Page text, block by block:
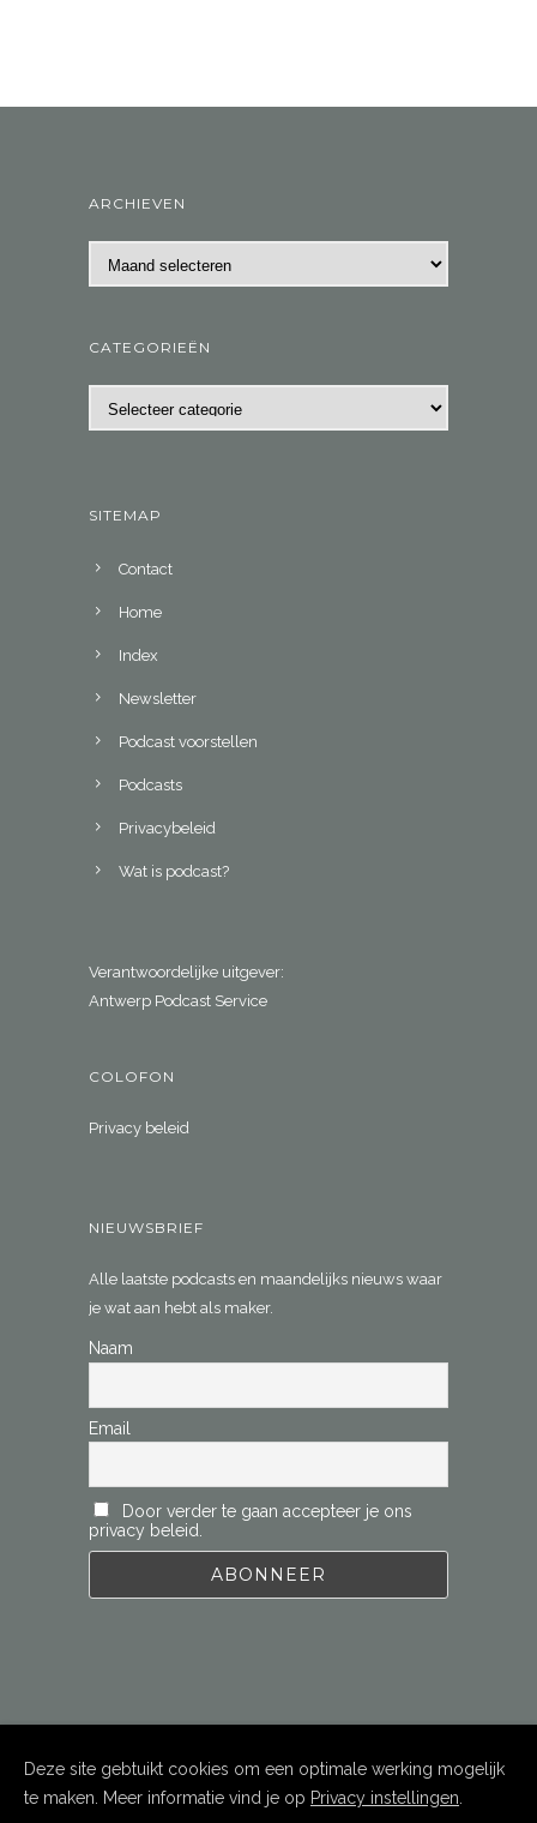
ARCHIEVEN
CATEGORIEËN
SITEMAP
Contact
Home
Index
Newsletter
Podcast voorstellen
Podcasts
Privacybeleid
Wat is podcast?
Verantwoordelijke uitgever:
Antwerp Podcast Service
COLOFON
Privacy beleid
NIEUWSBRIEF
Alle laatste podcasts en maandelijks nieuws waar
je wat aan hebt als maker.
Naam
Email
Door verder te gaan accepteer je ons
privacy beleid.
Deze site gebtuikt cookies om een optimale werking mogelijk
te maken. Meer informatie vind je op Privacy instellingen